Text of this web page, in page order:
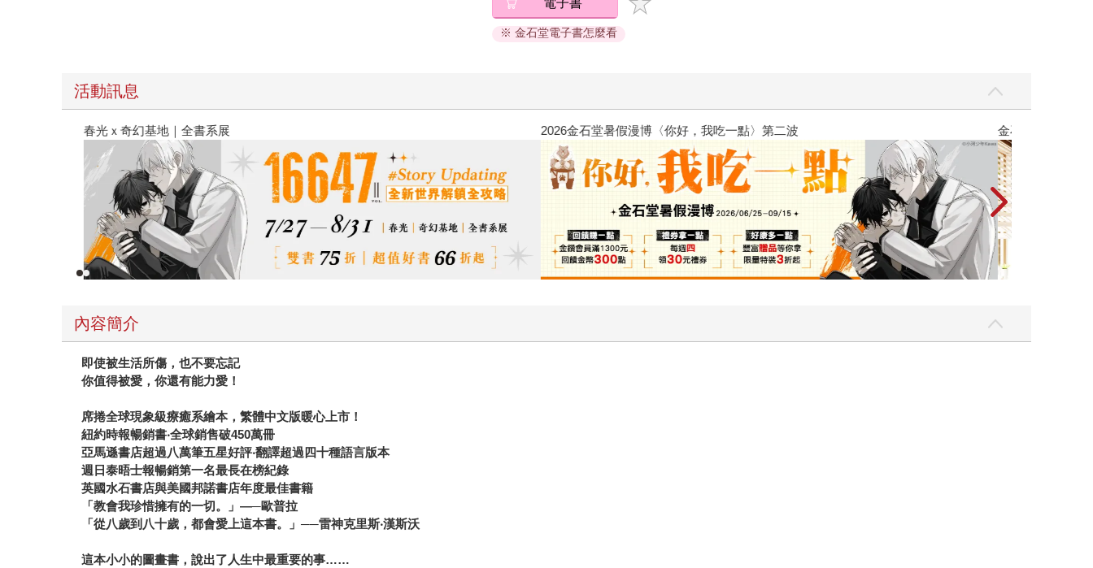
電子書
※ 金石堂電子書怎麼看
活動訊息
春光ｘ奇幻基地｜全書系展 2026金石堂暑假漫博〈你好，我吃一點〉第二波 金石堂2026海
內容簡介
即使被生活所傷，也不要忘記
你值得被愛，你還有能力愛！
席捲全球現象級療癒系繪本，繁體中文版暖心上市！
紐約時報暢銷書‧全球銷售破450萬冊
亞馬遜書店超過八萬筆五星好評‧翻譯超過四十種語言版本
週日泰晤士報暢銷第一名最長在榜紀錄
英國水石書店與美國邦諾書店年度最佳書籍
「教會我珍惜擁有的一切。」—─歐普拉
「從八歲到八十歲，都會愛上這本書。」──雷神克里斯‧漢斯沃
這本小小的圖畫書，說出了人生中最重要的事……